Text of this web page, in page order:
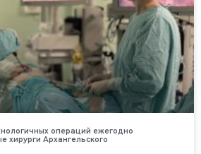
операций ежегодно
хирурги Архангельского